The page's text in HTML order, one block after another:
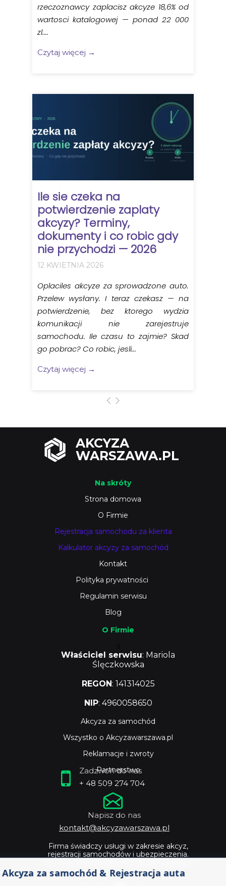
Akcyza za samochód & Rejestracja auta
AKCYZA
WARSZAWA.PL
Firma świadczy usługi w zakresie akcyz,
rejestracji samochodów i ubezpieczenia.
Zadzwoń do nas
+ 48 509 274 704
Napisz do nas
kontakt@akcyzawarszawa.pl
O Firmie
Właściciel serwisu: Mariola
Ślęczkowska
REGON: 141314025
NIP: 4960058650
Akcyza za samochód
Wszystko o Akcyzawarszawa.pl
Reklamacje i zwroty
Partnerstwo
Na skróty
Strona domowa
O Firmie
Rejestracja samochodu za klienta
Kalkulator akcyzy za samochód
Kontakt
Polityka prywatności
Regulamin serwisu
Blog
rzeczoznawcy zaplacisz akcyze 18,6% od
wartosci katalogowej — ponad 22 000
zl....
Czytaj więcej →
Ile sie czeka na
potwierdzenie zaplaty
akcyzy? Terminy,
dokumenty i co robic gdy
nie przychodzi — 2026
12 KWIETNIA 2026
Oplaciles akcyze za sprowadzone auto.
Przelew wysłany. I teraz czekasz — na
potwierdzenie, bez ktorego wydzia
komunikacji nie zarejestruje
samochodu. Ile czasu to zajmie? Skad
go pobrac? Co robic, jesli...
Czytaj więcej →